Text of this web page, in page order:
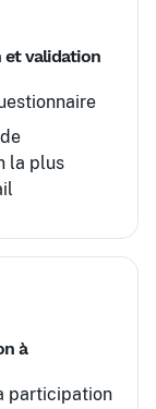
et validation
la plus
à
participation